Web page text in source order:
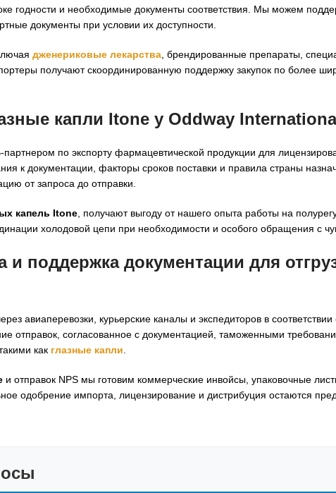
годности и необходимые документы соответствия. Мы можем
документы при условии их доступности.
дженериковые лекарства , брендированные препараты,
получают скоординированную поддержку закупок по более
капли Itone у Oddway
по экспорту фармацевтической продукции для
к документации, факторы сроков поставки и правила страны
от запроса до отправки.
капель Itone , получают выгоду от нашего опыта работы на
холодовой цепи при необходимости и особого обращения с
и поддержка документации для
авиаперевозки, курьерские каналы и экспедиторов в
отправок, согласованное с документацией, таможенными
как глазные капли
и отправок NPS мы готовим коммерческие инвойсы, упаковочные
одобрение импорта, лицензирование и дистрибуция остаются